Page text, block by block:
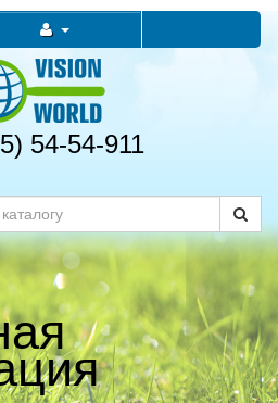
54-54-911